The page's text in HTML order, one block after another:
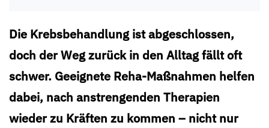
Die Krebsbehandlung ist abgeschlossen,
doch der Weg zurück in den Alltag fällt oft
schwer. Geeignete Reha-Maßnahmen helfen
dabei, nach anstrengenden Therapien
wieder zu Kräften zu kommen – nicht nur